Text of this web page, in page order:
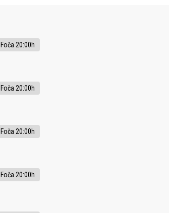
Foča 20:00h
Foča 20:00h
Foča 20:00h
Foča 20:00h